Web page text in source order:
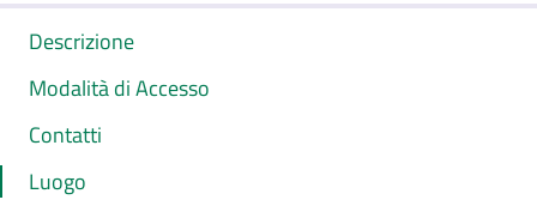
Descrizione
Modalità di Accesso
Contatti
Luogo